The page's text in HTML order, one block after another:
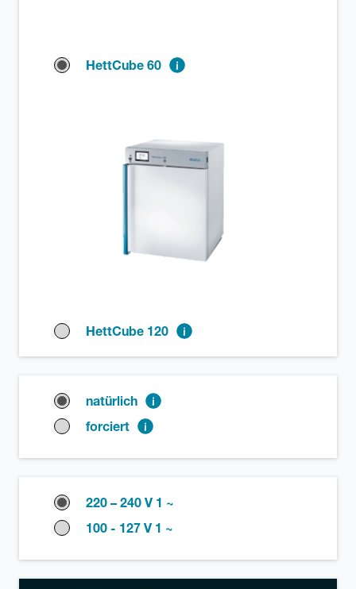
HettCube 60
HettCube 120
natürlich
forciert
220 – 240 V 1 ~
100 - 127 V 1 ~